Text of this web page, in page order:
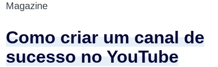
Magazine
Como criar um canal de
sucesso no YouTube